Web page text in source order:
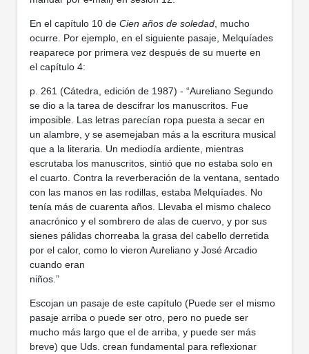
En el capítulo 10 de Cien años de soledad, mucho
ocurre. Por ejemplo, en el siguiente pasaje, Melquíades
reaparece por primera vez después de su muerte en
el capítulo 4:
p. 261 (Cátedra, edición de 1987) - “Aureliano Segundo
se dio a la tarea de descifrar los manuscritos. Fue
imposible. Las letras parecían ropa puesta a secar en
un alambre, y se asemejaban más a la escritura musical
que a la literaria. Un mediodía ardiente, mientras
escrutaba los manuscritos, sintió que no estaba solo en
el cuarto. Contra la reverberación de la ventana, sentado
con las manos en las rodillas, estaba Melquíades. No
tenía más de cuarenta años. Llevaba el mismo chaleco
anacrónico y el sombrero de alas de cuervo, y por sus
sienes pálidas chorreaba la grasa del cabello derretida
por el calor, como lo vieron Aureliano y José Arcadio
cuando eran
niños.”
Escojan un pasaje de este capítulo (Puede ser el mismo
pasaje arriba o puede ser otro, pero no puede ser
mucho más largo que el de arriba, y puede ser más
breve) que Uds. crean fundamental para reflexionar